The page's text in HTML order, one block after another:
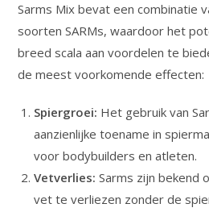
Sarms Mix bevat een combinatie
soorten SARMs, waardoor het
breed scala aan voordelen te
de meest voorkomende effecten:
Spiergroei: Het gebruik van
aanzienlijke toename in
voor bodybuilders en atleten.
Vetverlies: Sarms zijn bekend
vet te verliezen zonder de